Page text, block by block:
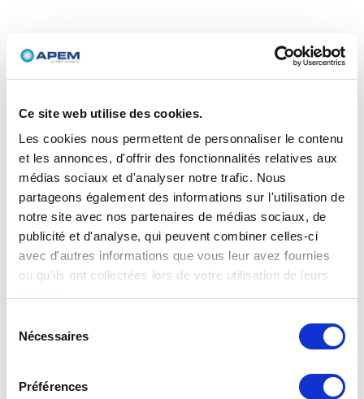
Ce site web utilise des cookies.
Les cookies nous permettent de personnaliser le contenu
et les annonces, d'offrir des fonctionnalités relatives aux
médias sociaux et d'analyser notre trafic. Nous
partageons également des informations sur l'utilisation de
notre site avec nos partenaires de médias sociaux, de
publicité et d'analyse, qui peuvent combiner celles-ci
avec d'autres informations que vous leur avez fournies
ou qu'ils ont collectées lors de votre utilisation de leurs
Nécessaires
Préférences